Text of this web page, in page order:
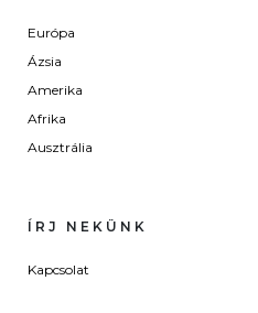
Európa
Ázsia
Amerika
Afrika
Ausztrália
ÍRJ NEKÜNK
Kapcsolat